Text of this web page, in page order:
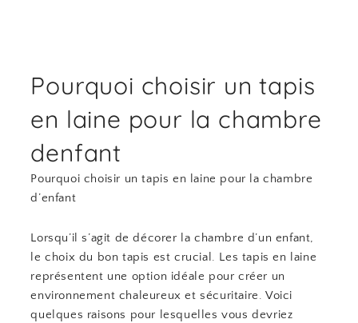
Pourquoi choisir un tapis
en laine pour la chambre
denfant
Pourquoi choisir un tapis en laine pour la chambre
d’enfant
Lorsqu’il s’agit de décorer la chambre d’un enfant,
le choix du bon tapis est crucial. Les tapis en laine
représentent une option idéale pour créer un
environnement chaleureux et sécuritaire. Voici
quelques raisons pour lesquelles vous devriez